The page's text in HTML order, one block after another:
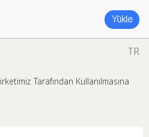
Yükle
TR
Tarafından Kullanılmasına